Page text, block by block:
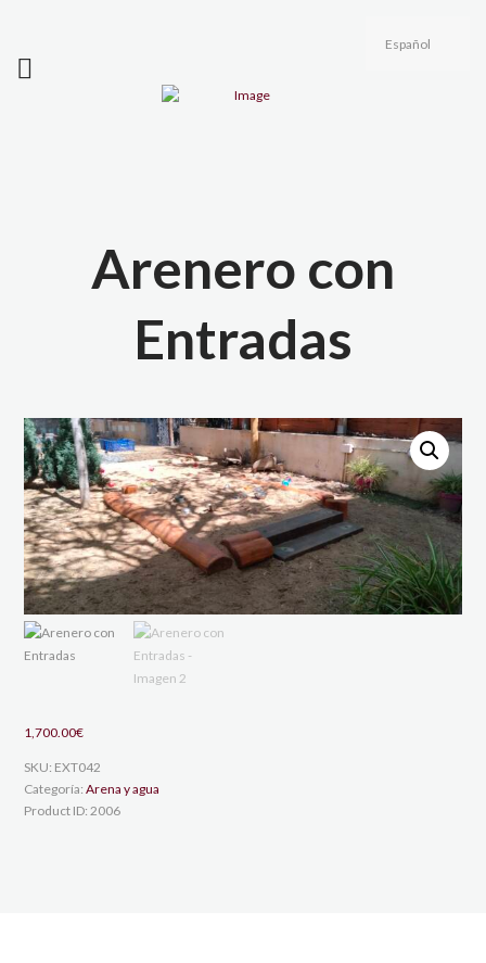
Arenero con
Entradas
1,700.00€
SKU: EXT042
Categoría:Arena y agua
Product ID:2006